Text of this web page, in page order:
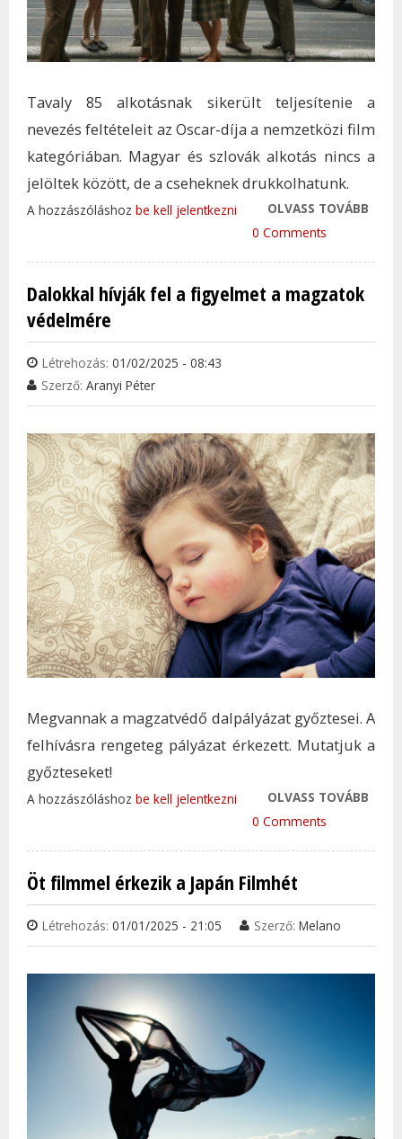
Tavaly 85 alkotásnak sikerült teljesítenie a
nevezés feltételeit az Oscar-díja a nemzetközi film
kategóriában. Magyar és szlovák alkotás nincs a
jelöltek között, de a cseheknek drukkolhatunk.
OLVASS TOVÁBB
A hozzászóláshoz be kell jelentkezni
0 Comments
Dalokkal hívják fel a figyelmet a magzatok
védelmére
Létrehozás: 01/02/2025 - 08:43
Szerző: Aranyi Péter
Megvannak a magzatvédő dalpályázat győztesei. A
felhívásra rengeteg pályázat érkezett. Mutatjuk a
győzteseket!
OLVASS TOVÁBB
A hozzászóláshoz be kell jelentkezni
0 Comments
Öt filmmel érkezik a Japán Filmhét
Létrehozás: 01/01/2025 - 21:05 Szerző: Melano